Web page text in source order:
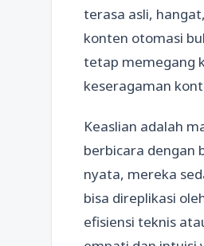
terasa asli,
konten otomasi
tetap memegang
keseragaman
Keaslian adalah
berbicara dengan
nyata, mereka
bisa direplikasi
efisiensi teknis